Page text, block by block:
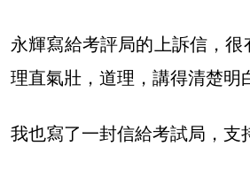
永輝寫給考評局的上訴信，
理直氣壯，道理，講得清楚明
我也寫了一封信給考試局，支